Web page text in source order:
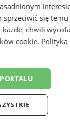
sprzeciwić się temu
każdej chwili
cookie. Polityka